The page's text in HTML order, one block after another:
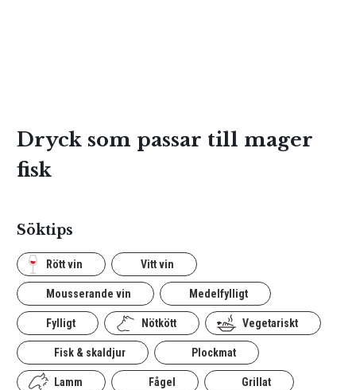
Dryck som passar till mager
fisk
Söktips
Rött vin Vitt vin
Mousserande vin Medelfylligt
Fylligt Nötkött Vegetariskt
Fisk & skaldjur Plockmat
Lamm Fågel Grillat